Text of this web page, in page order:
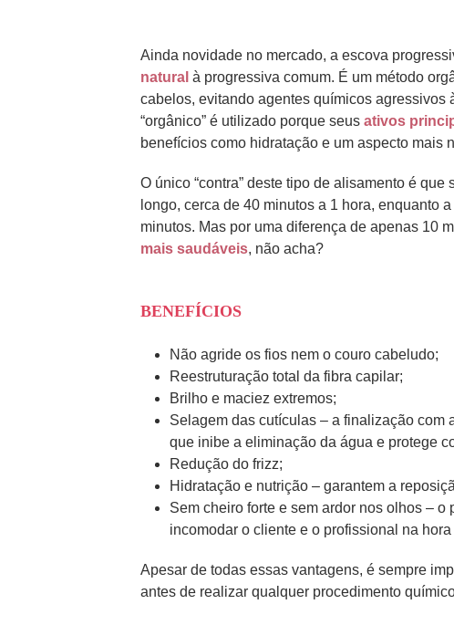
Ainda novidade no mercado, a escova
natural à progressiva comum. É um método
cabelos, evitando agentes químicos agressivos
“orgânico” é utilizado porque seus ativos
benefícios como hidratação e um aspecto mais
O único “contra” deste tipo de alisamento é
longo, cerca de 40 minutos a 1 hora, enquanto
minutos. Mas por uma diferença de apenas 10
mais saudáveis, não acha?
BENEFÍCIOS
Não agride os fios nem o couro cabeludo;
Reestruturação total da fibra capilar;
Brilho e maciez extremos;
Selagem das cutículas – a finalização com
que inibe a eliminação da água e protege
Redução do frizz;
Hidratação e nutrição – garantem a
Sem cheiro forte e sem ardor nos olhos –
incomodar o cliente e o profissional na
Apesar de todas essas vantagens, é sempre
antes de realizar qualquer procedimento